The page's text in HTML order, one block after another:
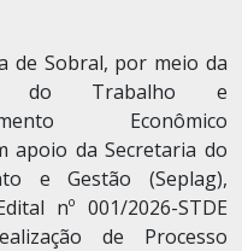
de Sobral, por meio da
do Trabalho e
Econômico
apoio da Secretaria do
e Gestão (Seplag),
nº 001/2026-STDE
de Processo